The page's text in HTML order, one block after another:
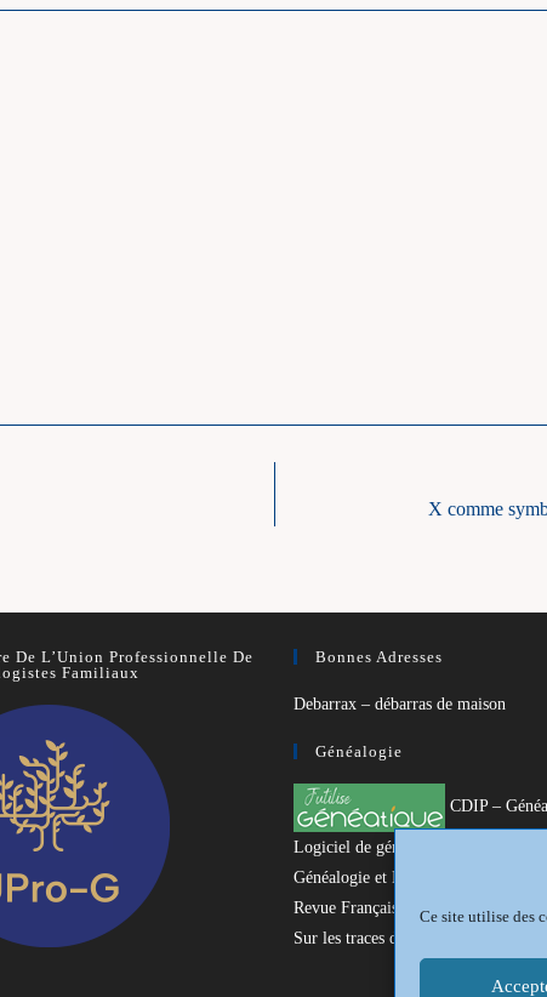
Ce site utilise des
X comme
De L’Union Professionnelle De
Familiaux
Bonnes Adresses
Debarrax – débarras de maison
Généalogie
CDIP –
Logiciel de généalogie
Généalogie et Histoire du
Revue Française de Généalogie
Sur les traces du passé